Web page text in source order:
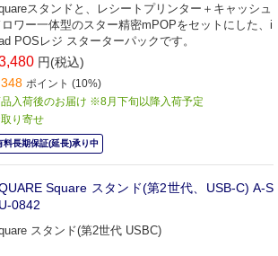
スタンドと、レシートプリンター＋キャッシュ
ロワー一体型のスター精密mPOPをセットにした、i
POSレジ スターターパックです。
円(税込)
ポイント (10%)
入荷後のお届け ※8月下旬以降入荷予定
り寄せ
料長期保証(延長)承り中
Square スタンド(第2世代、USB-C) A-S
0842
スタンド(第2世代 USBC)